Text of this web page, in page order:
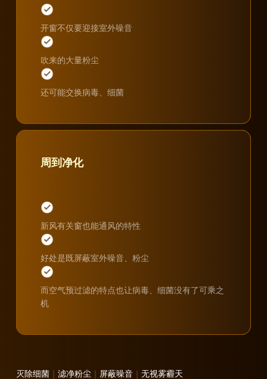
开窗不仅要迎接室外噪音
吹来的大量粉尘
还可能交换病毒、细菌
周到净化
新风有关窗也能通风的特性
好处是既屏蔽室外噪音、粉尘
而空气预过滤的特点也让病毒、细菌没有了可乘之
机
灭除细菌｜ 滤净粉尘 屏蔽噪音｜ 无视雾霾天